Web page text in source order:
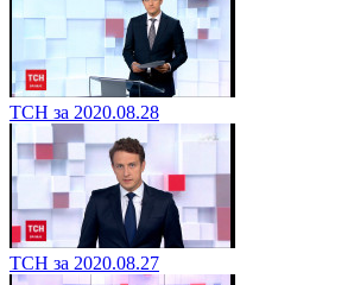
ТСН за 2020.08.28
ТСН за 2020.08.27